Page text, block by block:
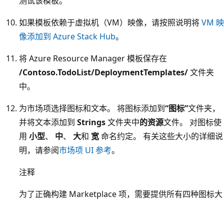
如果模板依赖于虚拟机（VM）映像，请按照说明将VM 映
像添加到 Azure Stack Hub。
将 Azure Resource Manager 模板保存在
/Contoso.TodoList/DeploymentTemplates/文件夹
中。
为市场项选择图标和文本。 将图标添加到“图标”文件夹，
并将文本添加到 Strings文件夹中的资源文件。 对图标使
用 小型、 中、 大和 宽命名约定。 有关这些大小的详细说
明，请参阅市场项 UI 参考。
注释
为了正确构建 Marketplace 项，需要提供所有四种图标大